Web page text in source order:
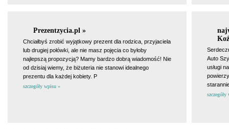
Prezentzycia.pl »
Chciałbyś zrobić wyjątkowy prezent dla rodzica, przyjaciela
lub drugiej połówki, ale nie masz pojęcia co byłoby
najlepszą propozycją? Mamy bardzo dobrą wiadomość! Nie
od dzisiaj wiemy, że biżuteria nie stanowi idealnego
prezentu dla każdej kobiety. P
szczegóły wpisu »
Auto
usługi